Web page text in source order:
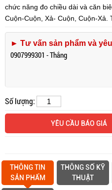
chức năng đo chiều dài và căn
Cuộn-Cuộn, Xả- Cuộn, Cuộn-Xả.
► Tư vấn sản phẩm và
0907999301 - Thắng
Số lượng:
YÊU CẦU BÁO GIÁ
THÔNG TIN
SẢN PHẨM
THÔNG SỐ KỸ
THUẬT